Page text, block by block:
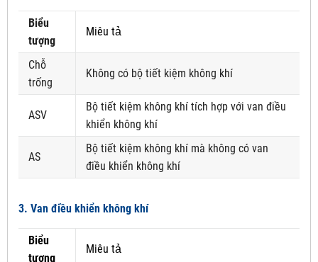
Biểu
tượng
Miêu tả
Chỗ
trống
Không có bộ tiết kiệm không khí
ASV
Bộ tiết kiệm không khí tích hợp với van điều
khiển không khí
AS
Bộ tiết kiệm không khí mà không có van
điều khiển không khí
3. Van điều khiển không khí
Biểu
tượng
Miêu tả